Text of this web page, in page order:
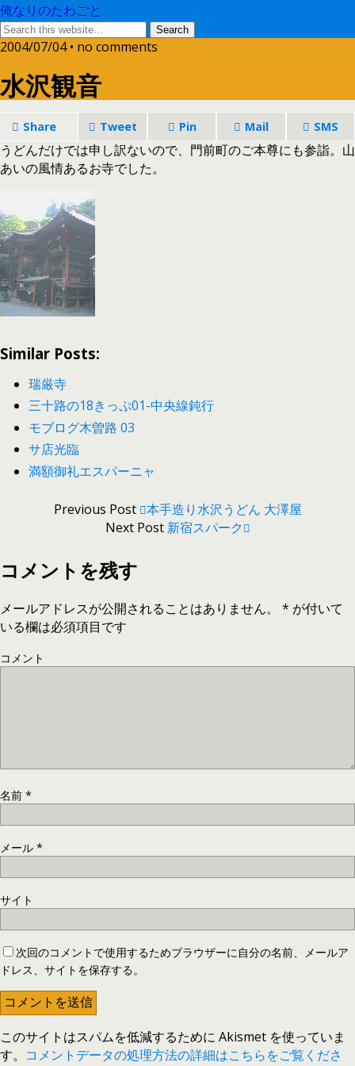
俺なりのたわごと
2004/07/04 • no comments
水沢観音
Share Tweet Pin Mail SMS
うどんだけでは申し訳ないので、門前町のご本尊にも参詣。山
あいの風情あるお寺でした。
Similar Posts:
瑞厳寺
三十路の18きっぷ01-中央線鈍行
モブログ木曽路 03
サ店光臨
満額御礼エスパーニャ
Previous Post 本手造り水沢うどん 大澤屋
Next Post 新宿スパーク
コメントを残す
メールアドレスが公開されることはありません。 * が付いて
いる欄は必須項目です
コメント
名前 *
メール *
サイト
次回のコメントで使用するためブラウザーに自分の名前、メールア
ドレス、サイトを保存する。
このサイトはスパムを低減するために Akismet を使っていま
す。 コメントデータの処理方法の詳細はこちらをご覧くださ